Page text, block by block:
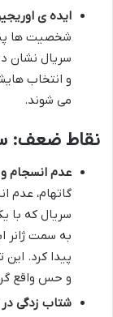
ایده ی
شخصیت ها
سریال نشان
و انتخاب
می شوند.
نقاط ضعف:
عدم انسجام و
گاتهام، عدم
سریال که با
به سمت ژانر
پیدا کرد. این
و حس واقع
شتاب زدگی